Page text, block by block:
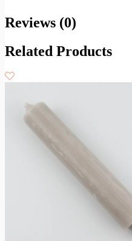
Reviews (0)
Related Products